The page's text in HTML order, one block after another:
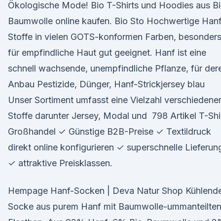
Ökologische Mode! Bio T-Shirts und Hoodies aus
Baumwolle online kaufen. Bio Sto Hochwertige
Stoffe in vielen GOTS-konformen Farben, besonders
für empfindliche Haut gut geeignet. Hanf ist eine
schnell wachsende, unempfindliche Pflanze, für
Anbau Pestizide, Dünger, Hanf-Strickjersey blau
Unser Sortiment umfasst eine Vielzahl verschiedener
Stoffe darunter Jersey, Modal und 798 Artikel T-
Großhandel ✓ Günstige B2B-Preise ✓ Textildruck
direkt online konfigurieren ✓ superschnelle
✓ attraktive Preisklassen.
Hempage Hanf-Socken | Deva Natur Shop
Socke aus purem Hanf mit Baumwolle-ummanteilten